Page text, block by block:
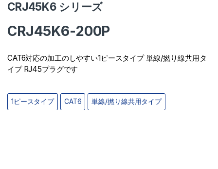
CRJ45K6 シリーズ
CRJ45K6-200P
CAT6対応の加工のしやすい1ピースタイプ 単線/撚り線共用タ
イプ RJ45プラグです
1ピースタイプ CAT6 単線/撚り線共用タイプ